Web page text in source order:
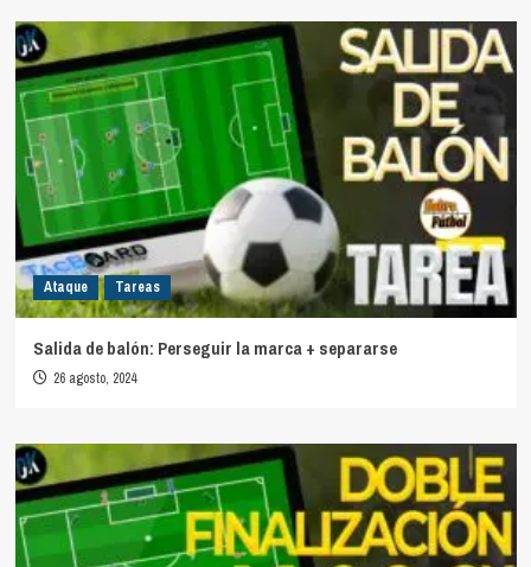
Ataque Tareas
Salida de balón: Perseguir la marca + separarse
26 agosto, 2024